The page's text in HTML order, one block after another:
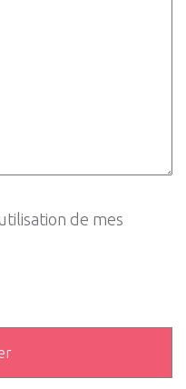
de mes